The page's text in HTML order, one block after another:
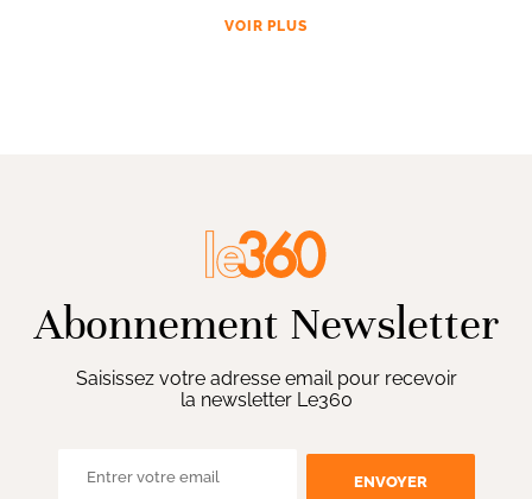
VOIR PLUS
Abonnement Newsletter
Saisissez votre adresse email pour recevoir
la newsletter Le360
ENVOYER